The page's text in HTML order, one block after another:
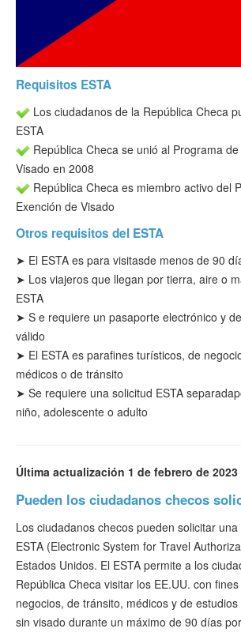
Requisitos ESTA
Los ciudadanos de la República Checa
ESTA
República Checa se unió al Programa
Visado en 2008
República Checa es miembro activo del
Exención de Visado
Otros requisitos del ESTA
➤ El ESTA es para visitasde menos de 90
➤ Los viajeros que llegan por tierra, aire o
ESTA
➤ S e requiere un pasaporte electrónico y
válido
➤ El ESTA es parafines turísticos, de
médicos o de tránsito
➤ Se requiere una solicitud ESTA separada
niño, adolescente o adulto
Última actualización 1 de febrero de 2023
Pueden los ciudadanos checos
Los ciudadanos checos pueden solicitar
ESTA (Electronic System for Travel
Estados Unidos. El ESTA permite a los
República Checa visitar los EE.UU. con
negocios, de tránsito, médicos y de
sin visado durante un máximo de 90 días